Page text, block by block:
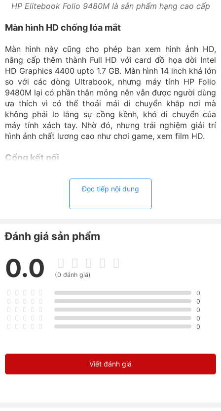
HP Elitebook Folio 9480M là sản phẩm hạng cao cấp
Màn hình HD chống lóa mắt
Màn hình này cũng cho phép bạn xem hình ảnh HD,
nâng cấp thêm thành Full HD với card đồ họa dời Intel
HD Graphics 4400 upto 1.7 GB. Màn hình 14 inch khá lớn
so với các dòng Ultrabook, nhưng máy tính HP Folio
9480M lại có phần thân mỏng nên vẫn được người dùng
ưa thích vì có thể thoải mái di chuyển khắp nơi mà
không phải lo lắng sự cồng kềnh, khó di chuyển của
máy tính xách tay. Nhờ đó, nhưng trải nghiệm giải trí
hình ảnh chất lương cao như chơi game, xem film HD.
Cổng kết nối
Đọc tiếp nội dung
Đánh giá sản phẩm
0.0 (0 đánh giá)
0
0
0
0
0
Viết đánh giá